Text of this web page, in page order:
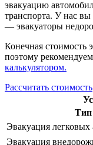
эвакуацию
транспорта. У нас
— эвакуаторы
Конечная стоимость
поэтому
калькулятором.
Рассчитать стоимость
Тип
Эвакуация легковых
Эвакуация